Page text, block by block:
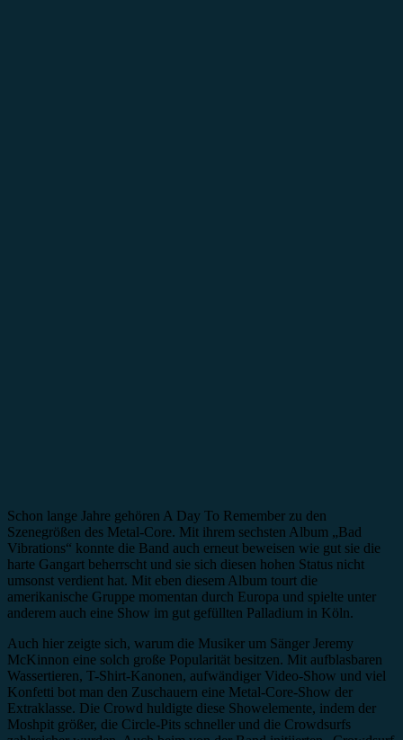
Schon lange Jahre gehören A Day To Remember zu den
Szenegrößen des Metal-Core. Mit ihrem sechsten Album „Bad
Vibrations“ konnte die Band auch erneut beweisen wie gut sie die
harte Gangart beherrscht und sie sich diesen hohen Status nicht
umsonst verdient hat. Mit eben diesem Album tourt die
amerikanische Gruppe momentan durch Europa und spielte unter
anderem auch eine Show im gut gefüllten Palladium in Köln.
Auch hier zeigte sich, warum die Musiker um Sänger Jeremy
McKinnon eine solch große Popularität besitzen. Mit aufblasbaren
Wassertieren, T-Shirt-Kanonen, aufwändiger Video-Show und viel
Konfetti bot man den Zuschauern eine Metal-Core-Show der
Extraklasse. Die Crowd huldigte diese Showelemente, indem der
Moshpit größer, die Circle-Pits schneller und die Crowdsurfs